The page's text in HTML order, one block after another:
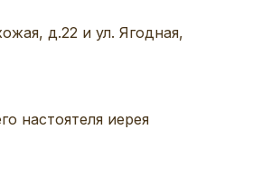
д.22 и ул. Ягодная,
настоятеля иерея